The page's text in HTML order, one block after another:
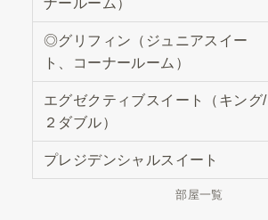
◎グリフィン（ジュニアスイー
ト、コーナールーム）
エグゼクティブスイート（キング/
２ダブル）
プレジデンシャルスイート
部屋一覧